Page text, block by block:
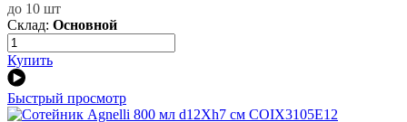
до 10 шт
Склад: Основной
Купить
Быстрый просмотр